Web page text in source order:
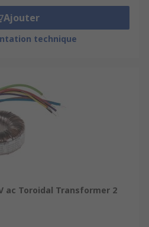
Ajouter
technique
V ac Toroidal Transformer 2